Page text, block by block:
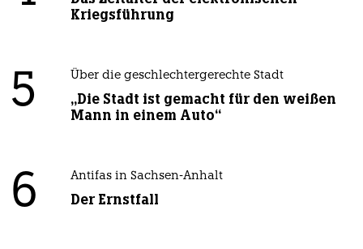
Kriegsführung
5 Über die geschlechtergerechte Stadt
„Die Stadt ist gemacht für den weißen
Mann in einem Auto“
6 Antifas in Sachsen-Anhalt
Der Ernstfall